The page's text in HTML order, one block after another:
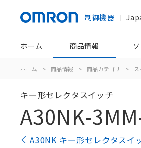
制御機器
ホーム 商品情報
ホーム > 商品情報 > 商品カテゴリ >
キー形セレクタスイッチ
A30NK-
A30NK キー形セレクタスイ